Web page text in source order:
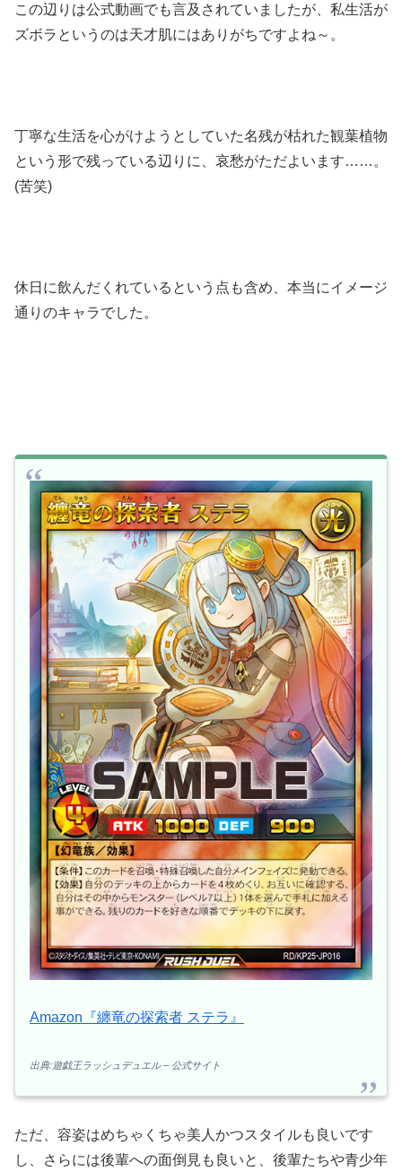
この辺りは公式動画でも言及されていましたが、私生活が
ズボラというのは天才肌にはありがちですよね～。
丁寧な生活を心がけようとしていた名残が枯れた観葉植物
という形で残っている辺りに、哀愁がただよいます……。
(苦笑)
休日に飲んだくれているという点も含め、本当にイメージ
通りのキャラでした。
Amazon『纏竜の探索者 ステラ』
出典:遊戯王ラッシュデュエル – 公式サイト
ただ、容姿はめちゃくちゃ美人かつスタイルも良いです
し、さらには後輩への面倒見も良いと、後輩たちや青少年